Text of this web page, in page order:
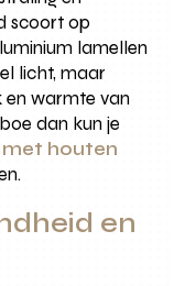
scoort op
lamellen
licht, maar
en warmte van
dan kun je
met houten
en